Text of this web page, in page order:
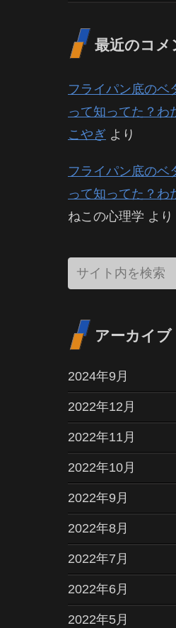
最近のコメ
フライパン底のベ
って知ってた？わ
こやぎ より
フライパン底のベ
って知ってた？わ
ねこの心理学 より
アーカイブ
2024年9月
2022年12月
2022年11月
2022年10月
2022年9月
2022年8月
2022年7月
2022年6月
2022年5月